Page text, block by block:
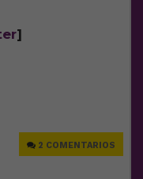
]
2 COMENTARIOS